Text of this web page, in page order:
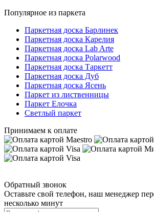
Популярное из паркета
Паркетная доска Барлинек
Паркетная доска Карелия
Паркетная доска Lab Arte
Паркетная доска Polarwood
Паркетная доска Таркетт
Паркетная доска Дуб
Паркетная доска Ясень
Паркет из лиственницы
Паркет Елочка
Светлый паркет
Принимаем к оплате
Обратный звонок
Оставьте свой телефон, наш менеджер
несколько минут